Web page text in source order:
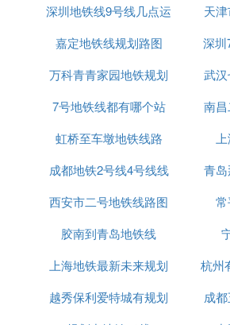
武汉地铁7号线南延线由野芷湖站
伸，沿文化大道、纸坊大街自北向
后途经洪山区、江夏大桥新区和纸
龙山地铁小镇，全长16.9千米。
⑸ 武汉地铁7号线和11号线
武汉地铁7号线和11号线没有换乘
⑹ 7号线地铁转几号线可以
乘坐武汉地铁7号线，到武汉商务
铁3号线，到王家湾站下车，换乘
铺站下车。
深圳地铁线9号线几点运
行
天
嘉定地铁线规划路图
深圳
万科青青家园地铁规划
武
7号地铁线都有哪个站
南
虹桥至车墩地铁线路
成都地铁2号线4号线线
路图最新
青
西安市二号地铁线路图
胶南到青岛地铁线
上海地铁最新未来规划
图
杭州
越秀保利爱特城有规划
成